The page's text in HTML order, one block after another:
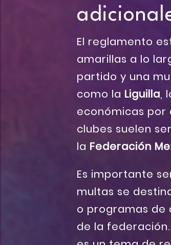
El reglamento
amarillas a lo
partido y una
como la Liguilla,
económicas por
clubes suelen
la Federación
Es importante
multas se
o programas de
de la